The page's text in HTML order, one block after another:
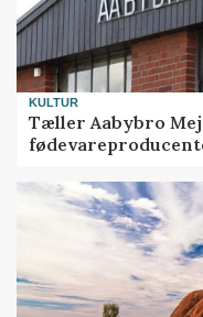
KULTUR
Tæller Aabybro